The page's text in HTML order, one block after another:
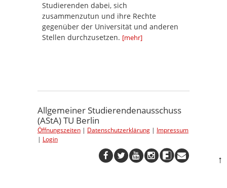
Studierenden dabei, sich
zusammenzutun und ihre Rechte
gegenüber der Universität und anderen
Stellen durchzusetzen. [mehr]
Allgemeiner Studierendenausschuss
(AStA) TU Berlin
Öffnungszeiten| Datenschutzerklärung| Impressum
| Login
↑